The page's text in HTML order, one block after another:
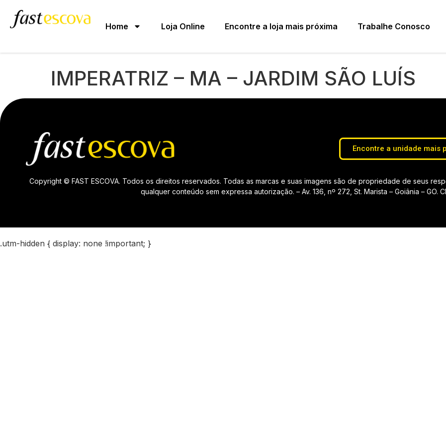
Home Loja Online Encontre a loja mais próxima Trabalhe Conosco
IMPERATRIZ – MA – JARDIM SÃO LUÍS
Encontre a unidade mais
Copyright © FAST ESCOVA. Todos os direitos reservados. Todas as marcas e suas imagens são de propriedade de seus
qualquer conteúdo sem expressa autorização. – Av. 136, nº 272, St. Marista – Goiânia – GO.
.utm-hidden { display: none !important; }